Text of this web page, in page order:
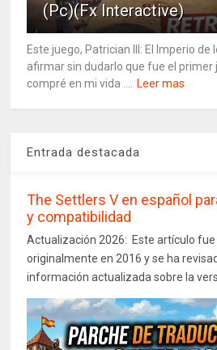
(Pc)(Fx Interactive)
Este juego, Patrician III: El Imperio de
afirmar sin dudarlo que fue el primer
compré en mi vida ....
Leer mas
Entrada destacada
The Settlers V en español
y compatibilidad
Actualización 2026: Este artículo fue
originalmente en 2016 y se ha
información actualizada sobre la